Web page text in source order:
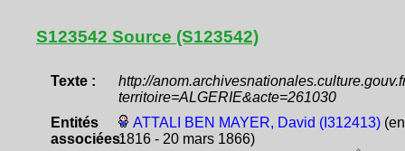
S123542 Source (S123542)
Texte :
http://
territoire=ALGERIE&acte=261030
Entités
associées:
ATTALI BEN MAYER, David (I312413)
1816 - 20 mars 1866)